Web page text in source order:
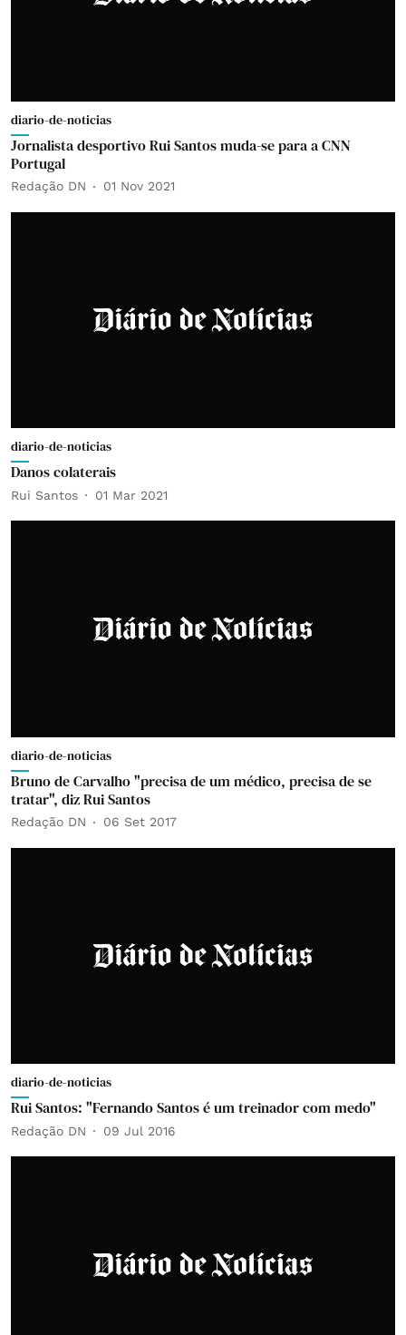
diario-de-noticias
Jornalista desportivo Rui Santos muda-se para a CNN
Portugal
Redação DN 01 Nov 2021
diario-de-noticias
Danos colaterais
Rui Santos 01 Mar 2021
diario-de-noticias
Bruno de Carvalho "precisa de um médico, precisa de se
tratar", diz Rui Santos
Redação DN 06 Set 2017
diario-de-noticias
Rui Santos: "Fernando Santos é um treinador com medo"
Redação DN 09 Jul 2016